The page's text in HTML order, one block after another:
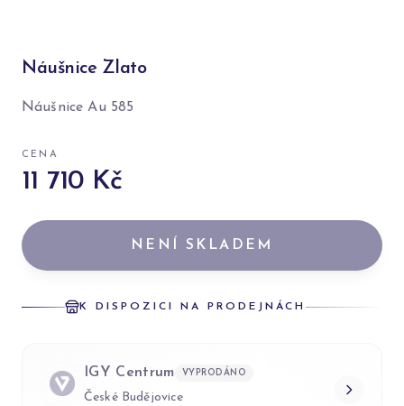
Náušnice Zlato
Náušnice Au 585
CENA
11 710 Kč
NENÍ SKLADEM
K DISPOZICI NA PRODEJNÁCH
IGY Centrum VYPRODÁNO
České Budějovice